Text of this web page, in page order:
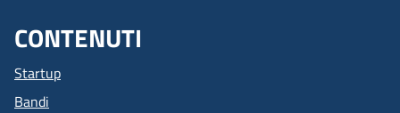
CONTENUTI
Startup
Bandi